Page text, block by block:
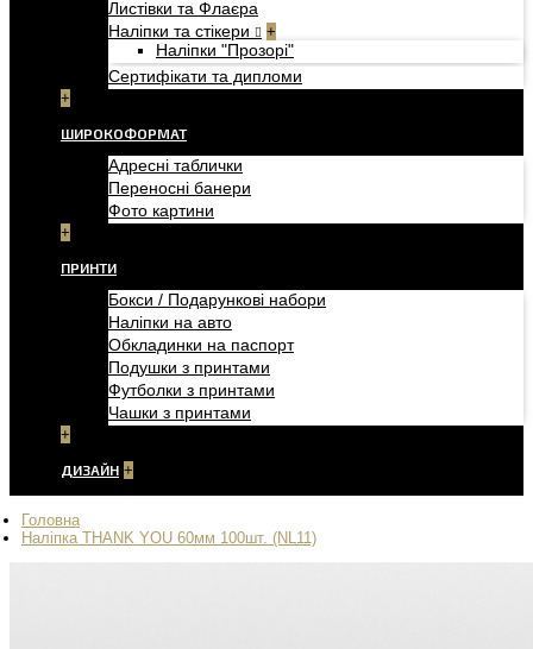
Листівки та Флаєра
Наліпки та стікери
+
Наліпки "Прозорі"
Сертифікати та дипломи
+
ШИРОКОФОРМАТ
Адресні таблички
Переносні банери
Фото картини
+
ПРИНТИ
Бокси / Подарункові набори
Наліпки на авто
Обкладинки на паспорт
Подушки з принтами
Футболки з принтами
Чашки з принтами
+
ДИЗАЙН +
Головна
Наліпка THANK YOU 60мм 100шт. (NL11)